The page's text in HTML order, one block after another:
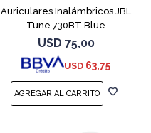
Auriculares Inalámbricos JBL
Tune 730BT Blue
USD 75,00
USD 63,75